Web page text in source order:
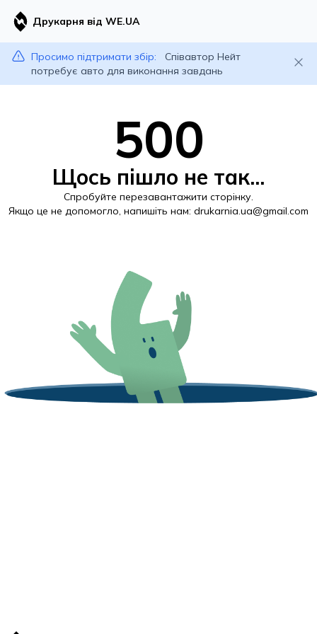
Друкарня від WE.UA
Просимо підтримати збір:
Співавтор Нейт
потребує авто для виконання завдань
500
Щось пішло не так...
Спробуйте перезавантажити сторінку.
Якщо це не допомогло, напишіть нам: drukarnia.ua@gmail.com